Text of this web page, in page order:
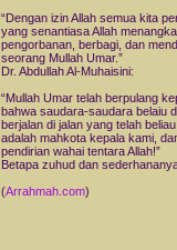
“Dengan izin Allah semua kita
yang senantiasa Allah
pengorbanan, berbagi, dan
seorang Mullah Umar.”
Dr. Abdullah Al-Muhaisini:
“Mullah Umar telah berpulang
bahwa saudara-saudara belaiu
berjalan di jalan yang telah
adalah mahkota kepala kami,
pendirian wahai tentara Allah!”
Betapa zuhud dan
(Arrahmah.com)